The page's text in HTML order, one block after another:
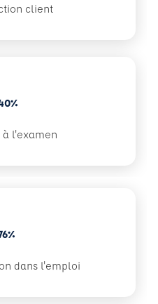
client
à l'examen
dans l'emploi